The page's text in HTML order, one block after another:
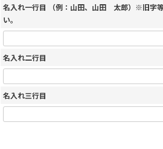
名入れ一行目 （例：山田、山田 太郎）※旧字
い。
名入れ二行目
名入れ三行目